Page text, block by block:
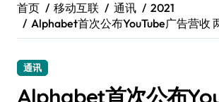
首页 移动互联 通讯
2021
Alphabet首次公布YouTube广告营收
通讯
Alphabet首次公布